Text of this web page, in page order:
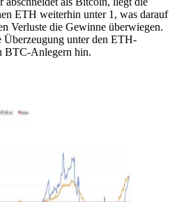
ETH weiterhin unter 1, was darauf
Verluste die Gewinne überwiegen.
Überzeugung unter den ETH-
BTC-Anlegern hin.